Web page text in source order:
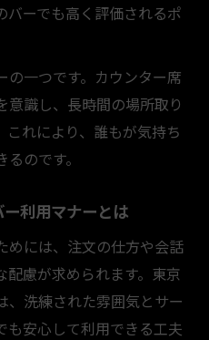
バーでも高く評価されるポ
の一つです。カウンター席
識し、長時間の場所取り
れにより、誰もが気持ち
のです。
利用マナーとは
めには、注文の仕方や会話
配慮が求められます。東京
、洗練された雰囲気とサー
も安心して利用できる工夫